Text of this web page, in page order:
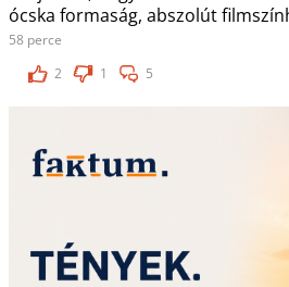
ócska formaság, abszolút
58 perce
2
1 5